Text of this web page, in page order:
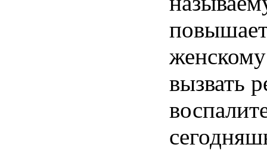
вызвать